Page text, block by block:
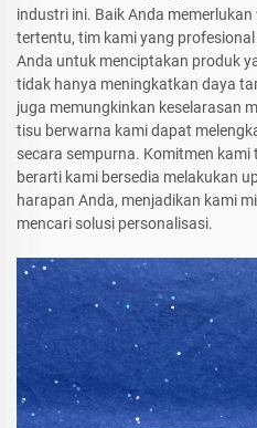
industri ini. Baik Anda
tertentu, tim kami yang
Anda untuk menciptakan produk
tidak hanya meningkatkan daya
juga memungkinkan keselarasan
tisu berwarna kami dapat
secara sempurna. Komitmen
berarti kami bersedia melakukan
harapan Anda, menjadikan kami
mencari solusi personalisasi.